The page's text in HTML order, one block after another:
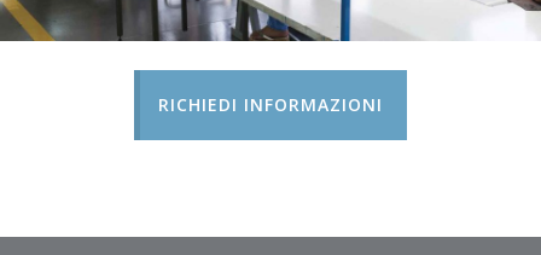
RICHIEDI INFORMAZIONI